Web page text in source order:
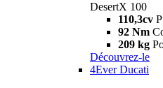
DesertX 100
110,3cv
92 Nm
209 kg
Découvrez-le
4Ever Ducati